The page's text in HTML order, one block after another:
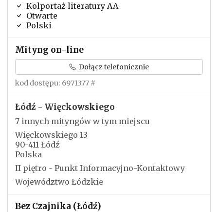
Kolportaż literatury AA
Otwarte
Polski
Mityng on-line
Dołącz telefonicznie
kod dostępu: 6971377 #
Łódź - Więckowskiego
7 innych mityngów w tym miejscu
Więckowskiego 13
90-411 Łódź
Polska
II piętro - Punkt Informacyjno-Kontaktowy
Województwo Łódzkie
Bez Czajnika (Łódź)